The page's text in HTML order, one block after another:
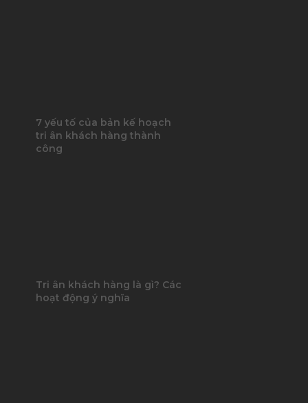
7 yếu tố của bản kế hoạch
tri ân khách hàng thành
công
Tri ân khách hàng là gì? Các
hoạt động ý nghĩa